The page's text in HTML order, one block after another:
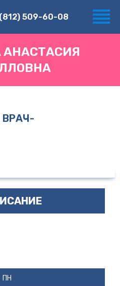
509-60-08
АНАСТАСИЯ
ПН